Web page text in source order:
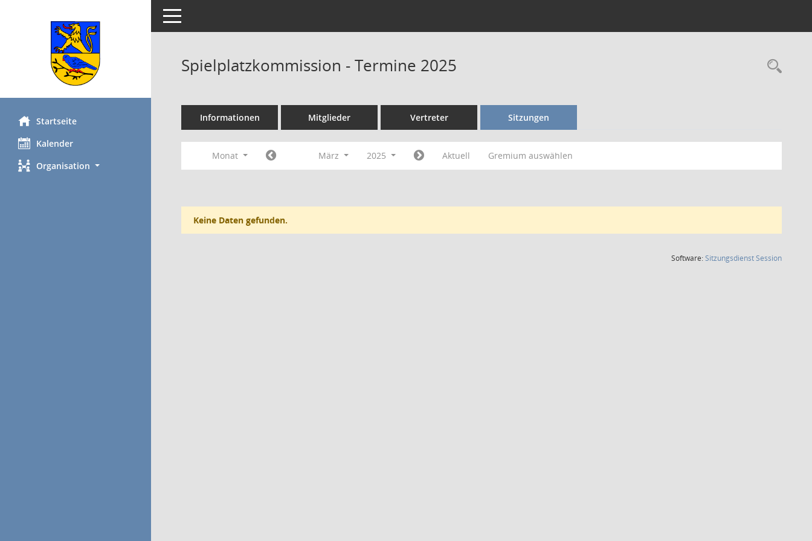
Startseite
Kalender
Organisation
Toggle navigation
Spielplatzkommission - Termine 2025
Informationen Mitglieder Vertreter Sitzungen
Monat März 2025 Aktuell Gremium auswählen
Keine Daten gefunden.
Software:SitzungsdienstSession(Wird in